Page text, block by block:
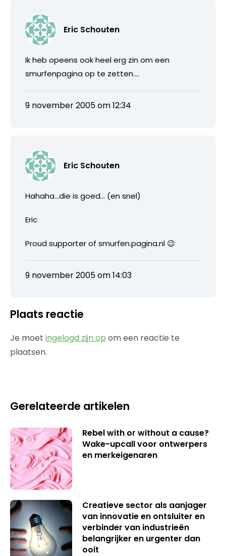
Eric Schouten
Ik heb opeens ook heel erg zin om een
smurfenpagina op te zetten….
9 november 2005 om 12:34
Eric Schouten
Hahaha…die is goed… (en snel)
Eric
Proud supporter of smurfen.pagina.nl 😉
9 november 2005 om 14:03
Plaats reactie
Je moet ingelogd zijn op om een reactie te
plaatsen.
Gerelateerde artikelen
Rebel with or without a cause?
Wake-upcall voor ontwerpers
en merkeigenaren
Creatieve sector als aanjager
van innovatie en ontsluiter en
verbinder van industrieën
belangrijker en urgenter dan
ooit